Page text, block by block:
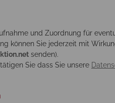
und Zuordnung für
können Sie jederzeit mit
senden).
Sie dass Sie unsere